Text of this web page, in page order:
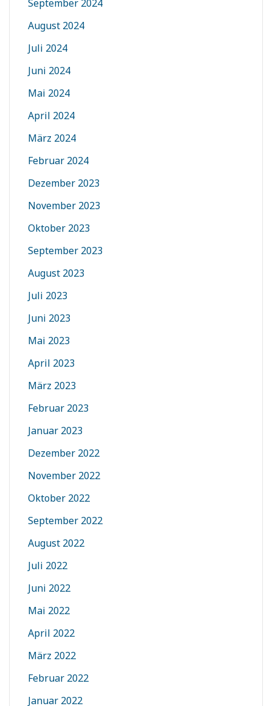
September 2024
August 2024
Juli 2024
Juni 2024
Mai 2024
April 2024
März 2024
Februar 2024
Dezember 2023
November 2023
Oktober 2023
September 2023
August 2023
Juli 2023
Juni 2023
Mai 2023
April 2023
März 2023
Februar 2023
Januar 2023
Dezember 2022
November 2022
Oktober 2022
September 2022
August 2022
Juli 2022
Juni 2022
Mai 2022
April 2022
März 2022
Februar 2022
Januar 2022